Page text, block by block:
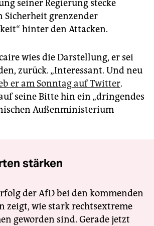
seiner Regierung stecke
Sicherheit grenzender
hinter den Attacken.
wies die Darstellung, er sei
zurück. „Interessant. Und neu
er am Sonntag auf Twitter.
seine Bitte hin ein „dringendes
Außenministerium
stärken
der AfD bei den kommenden
zeigt, wie stark rechtsextreme
geworden sind. Gerade jetzt